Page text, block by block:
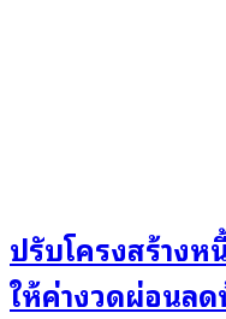
ปรับโครงสร้างห
ให้ค่างวดผ่อนล